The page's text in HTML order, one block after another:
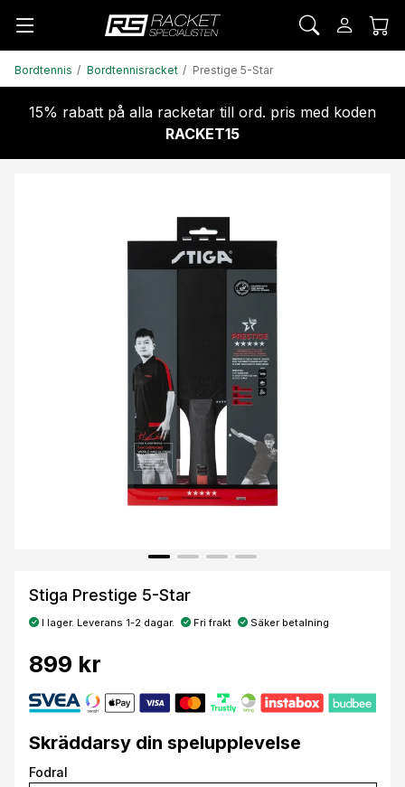
Bordtennis Bordtennisracket Prestige 5-Star
15% rabatt på alla racketar till ord. pris med koden
RACKET15
Stiga Prestige 5-Star
I lager. Leverans 1-2 dagar. Fri frakt Säker betalning
899 kr
Skräddarsy din spelupplevelse
Fodral